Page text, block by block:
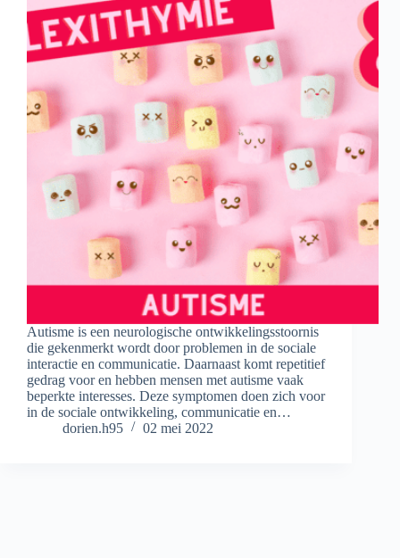
Autisme is een neurologische ontwikkelingsstoornis
die gekenmerkt wordt door problemen in de sociale
interactie en communicatie. Daarnaast komt repetitief
gedrag voor en hebben mensen met autisme vaak
beperkte interesses. Deze symptomen doen zich voor
in de sociale ontwikkeling, communicatie en…
dorien.h95
02 mei 2022